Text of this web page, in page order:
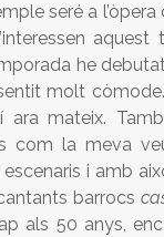
seré a l’òpera
aquest
he
sentit molt
ara mateix.
com la meva
escenaris i amb
barrocs
als 50 anys,